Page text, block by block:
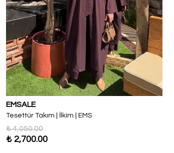
EMSALE
Tesettür Takım | İlkim | EMS
₺ 4,050.00
₺ 2,700.00